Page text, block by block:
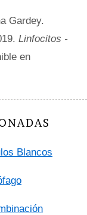
Gardey.
Linfocitos -
en
Blancos